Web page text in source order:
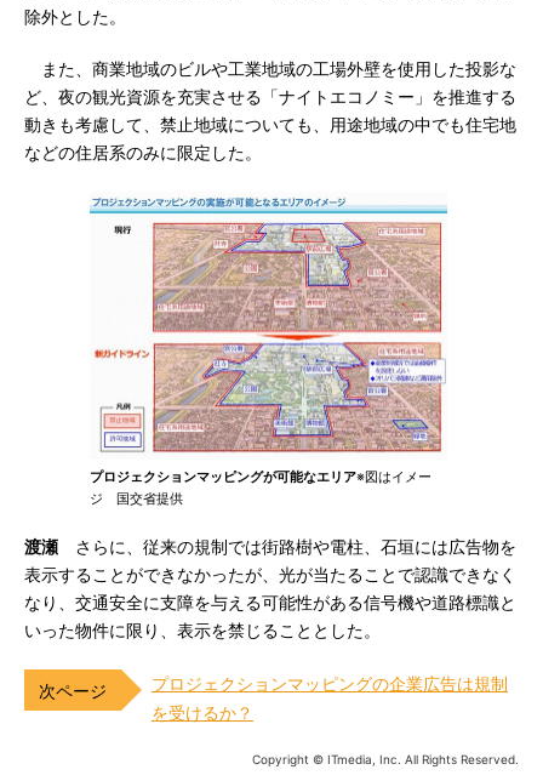
除外とした。
また、商業地域のビルや工業地域の工場外壁を使用した投影な
ど、夜の観光資源を充実させる「ナイトエコノミー」を推進する
動きも考慮して、禁止地域についても、用途地域の中でも住宅地
などの住居系のみに限定した。
プロジェクションマッピングが可能なエリア※図はイメー
ジ 国交省提供
渡瀬 さらに、従来の規制では街路樹や電柱、石垣には広告物を
表示することができなかったが、光が当たることで認識できなく
なり、交通安全に支障を与える可能性がある信号機や道路標識と
いった物件に限り、表示を禁じることとした。
プロジェクションマッピングの企業広告は規制
を受けるか？
Copyright © ITmedia, Inc. All Rights Reserved.